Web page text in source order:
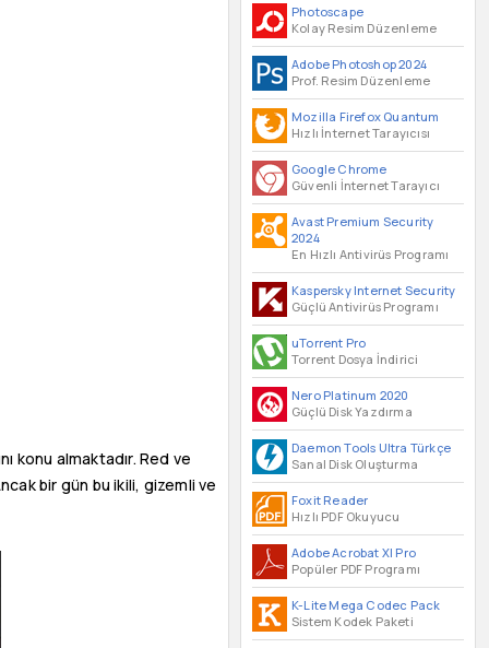
Photoscape
Kolay Resim Düzenleme
Adobe Photoshop 2024
Prof. Resim Düzenleme
Mozilla Firefox Quantum
Hızlı İnternet Tarayıcısı
Google Chrome
Güvenli İnternet Tarayıcı
Avast Premium Security
2024
En Hızlı Antivirüs Programı
Kaspersky Internet Security
Güçlü Antivirüs Programı
uTorrent Pro
Torrent Dosya İndirici
Nero Platinum 2020
Güçlü Disk Yazdırma
Daemon Tools Ultra Türkçe
Sanal Disk Oluşturma
Foxit Reader
Hızlı PDF Okuyucu
Adobe Acrobat XI Pro
Popüler PDF Programı
K-Lite Mega Codec Pack
Sistem Kodek Paketi
konu almaktadır. Red ve
bir gün bu ikili, gizemli ve